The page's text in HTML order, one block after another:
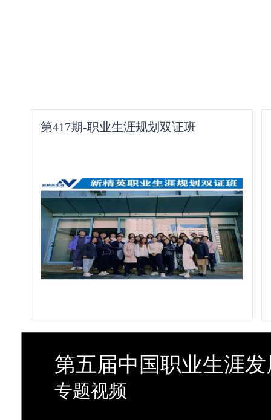
第417期-职业生涯规划双证班
第五届中国职业生涯
专题视频